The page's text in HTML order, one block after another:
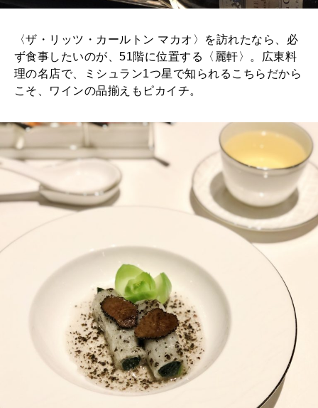
〈ザ・リッツ・カールトン マカオ〉を訪れたなら、必
ず食事したいのが、51階に位置する〈麗軒〉。広東料
理の名店で、ミシュラン1つ星で知られるこちらだから
こそ、ワインの品揃えもピカイチ。